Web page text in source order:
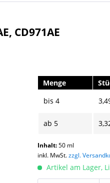
CD971AE
Menge
bis4
ab 5
Inhalt:50 ml
inkl. MwSt.zzgl.
Artikel am Lager,